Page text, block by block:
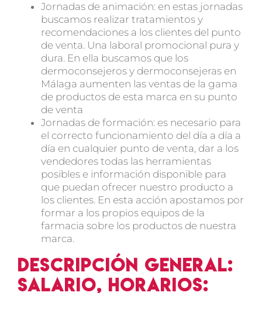
Jornadas de animación: en estas jornadas
buscamos realizar tratamientos y
recomendaciones a los clientes del punto
de venta. Una laboral promocional pura y
dura. En ella buscamos que los
dermoconsejeros y dermoconsejeras en
Málaga aumenten las ventas de la gama
de productos de esta marca en su punto
de venta
Jornadas de formación: es necesario para
el correcto funcionamiento del día a día a
día en cualquier punto de venta, dar a los
vendedores todas las herramientas
posibles e información disponible para
que puedan ofrecer nuestro producto a
los clientes. En esta acción apostamos por
formar a los propios equipos de la
farmacia sobre los productos de nuestra
marca.
Descripción general:
salario, horarios: